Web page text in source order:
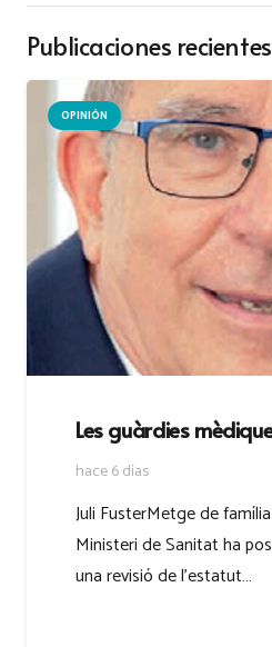
Publicaciones recientes
OPINIÓN
Les guàrdies
hace 6 días
Juli FusterMetge de
Ministeri de Sanitat ha
una revisió de l’estatut…